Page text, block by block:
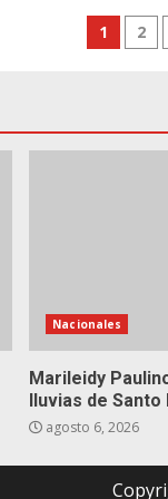
1 2
Nacionales
Marileidy
lluvias de Santo
agosto 6, 2026